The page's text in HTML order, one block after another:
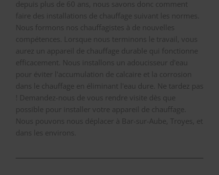
depuis plus de 60 ans, nous savons donc comment
faire des installations de chauffage suivant les normes.
Nous formons nos chauffagistes à de nouvelles
compétences. Lorsque nous terminons le travail, vous
aurez un appareil de chauffage durable qui fonctionne
efficacement. Nous installons un adoucisseur d'eau
pour éviter l'accumulation de calcaire et la corrosion
dans le chauffage en éliminant l'eau dure. Ne tardez pas
! Demandez-nous de vous rendre visite dès que
possible pour installer votre appareil de chauffage.
Nous pouvons nous déplacer à Bar-sur-Aube, Troyes, et
dans les environs.